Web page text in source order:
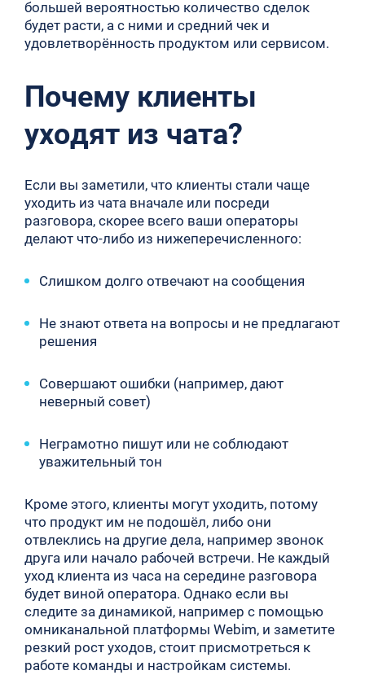
большей вероятностью количество сделок
будет расти, а с ними и средний чек и
удовлетворённость продуктом или сервисом.
Почему клиенты
уходят из чата?
Если вы заметили, что клиенты стали чаще
уходить из чата вначале или посреди
разговора, скорее всего ваши операторы
делают что-либо из нижеперечисленного:
Слишком долго отвечают на сообщения
Не знают ответа на вопросы и не предлагают
решения
Совершают ошибки (например, дают
неверный совет)
Неграмотно пишут или не соблюдают
уважительный тон
Кроме этого, клиенты могут уходить, потому
что продукт им не подошёл, либо они
отвлеклись на другие дела, например звонок
друга или начало рабочей встречи. Не каждый
уход клиента из часа на середине разговора
будет виной оператора. Однако если вы
следите за динамикой, например с помощью
омниканальной платформы Webim, и заметите
резкий рост уходов, стоит присмотреться к
работе команды и настройкам системы.